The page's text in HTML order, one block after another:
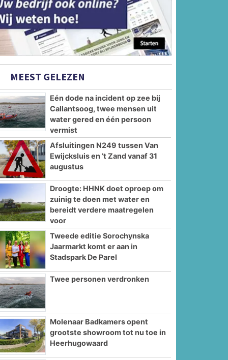
MEEST GELEZEN
Eén dode na incident op zee bij
Callantsoog, twee mensen uit
water gered en één persoon
vermist
Afsluitingen N249 tussen Van
Ewijcksluis en ’t Zand vanaf 31
augustus
Droogte: HHNK doet oproep om
zuinig te doen met water en
bereidt verdere maatregelen
voor
Tweede editie Sorochynska
Jaarmarkt komt er aan in
Stadspark De Parel
Twee personen verdronken
Molenaar Badkamers opent
grootste showroom tot nu toe in
Heerhugowaard